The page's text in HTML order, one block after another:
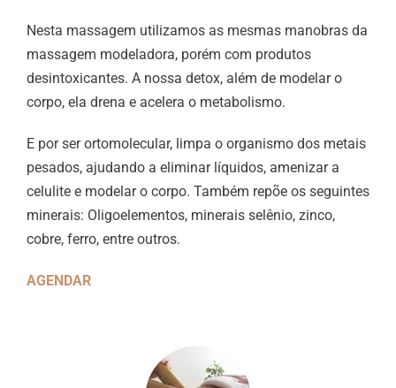
Nesta massagem utilizamos as mesmas manobras da
massagem modeladora, porém com produtos
desintoxicantes. A nossa detox, além de modelar o
corpo, ela drena e acelera o metabolismo.
E por ser ortomolecular, limpa o organismo dos metais
pesados, ajudando a eliminar líquidos, amenizar a
celulite e modelar o corpo. Também repõe os seguintes
minerais: Oligoelementos, minerais selênio, zinco,
cobre, ferro, entre outros.
AGENDAR